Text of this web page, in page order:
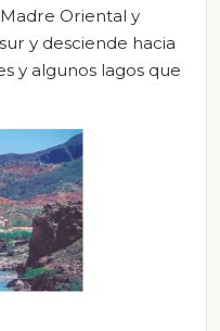
Oriental y
y desciende hacia
y algunos lagos que